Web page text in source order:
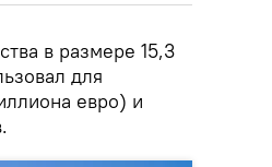
в размере 15,3
для
евро) и